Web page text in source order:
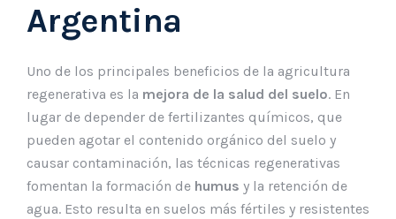
Argentina
Uno de los principales beneficios de la agricultura
regenerativa es la mejora de la salud del suelo. En
lugar de depender de fertilizantes químicos, que
pueden agotar el contenido orgánico del suelo y
causar contaminación, las técnicas regenerativas
fomentan la formación de humus y la retención de
agua. Esto resulta en suelos más fértiles y resistentes